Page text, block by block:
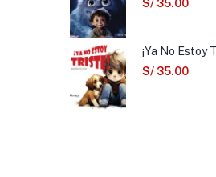
S/ 35.00
¡Ya No Estoy
S/ 35.00